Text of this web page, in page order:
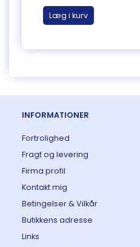
Læg i kurv
INFORMATIONER
Fortrolighed
Fragt og levering
Firma profil
Kontakt mig
Betingelser & Vilkår
Butikkens adresse
Links